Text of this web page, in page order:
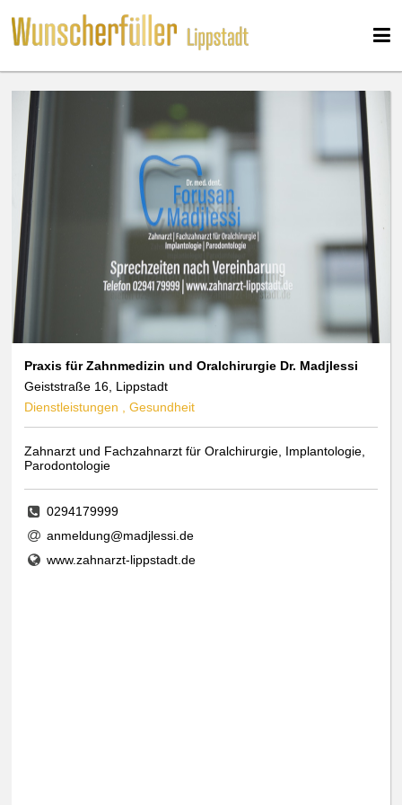
Praxis für Zahnmedizin und Oralchirurgie Dr. Madjlessi
Geiststraße 16, Lippstadt
Dienstleistungen , Gesundheit
Zahnarzt und Fachzahnarzt für Oralchirurgie, Implantologie,
Parodontologie
0294179999
anmeldung@madjlessi.de
www.zahnarzt-lippstadt.de